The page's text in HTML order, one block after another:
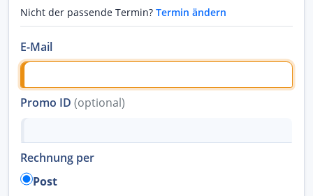
Nicht der passende Termin? Termin ändern
E-Mail
Promo ID (optional)
Rechnung per
Post